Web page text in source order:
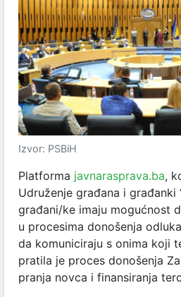
Izvor: PSBiH
Platforma javnarasprava.ba,
Udruženje građana i građanki
građani/ke imaju mogućnost
u procesima donošenja
da komuniciraju s onima koji
pratila je proces donošenja
pranja novca i finansiranja